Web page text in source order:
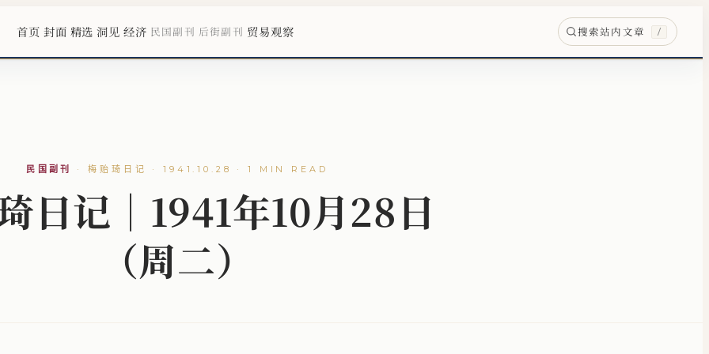
首页 封面 精选 洞见 经济 民国副刊 后街副刊 贸易观察 搜索站内文章 /
民国副刊 ·梅贻琦日记 · 1941.10.28 · 1 MIN READ
日记｜1941年10月28日
（周二）